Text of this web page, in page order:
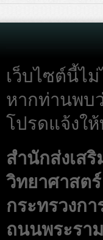
เว็บไซต์นี้ไ
หากท่านพบ
โปรดแจ้งใ
สำนักส่งเส
วิทยาศาสต
กระทรวงก
ถนนพระรา